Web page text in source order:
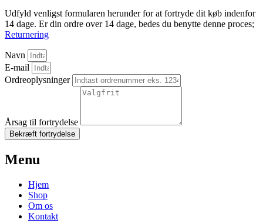
Udfyld venligst formularen herunder for at fortryde dit køb indenfor
14 dage. Er din ordre over 14 dage, bedes du benytte denne proces;
Returnering
Navn
E-mail
Ordreoplysninger
Årsag til fortrydelse
Bekræft fortrydelse
Menu
Hjem
Shop
Om os
Kontakt